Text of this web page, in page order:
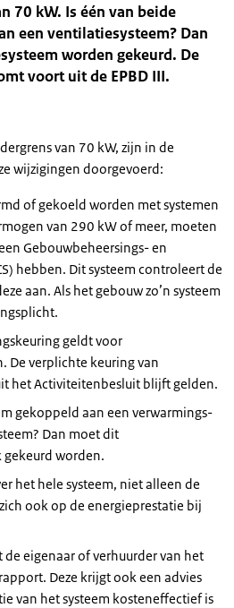
70 kW. Is één van beide
een ventilatiesysteem? Dan
worden gekeurd. De
voort uit de EPBD III.
van 70 kW, zijn in de
wijzigingen doorgevoerd:
of gekoeld worden met systemen
van 290 kW of meer, moeten
Gebouwbeheersings- en
hebben. Dit systeem controleert de
aan. Als het gebouw zo’n systeem
geldt voor
De verplichte keuring van
het Activiteitenbesluit blijft gelden.
gekoppeld aan een verwarmings-
Dan moet dit
worden.
het hele systeem, niet alleen de
ook op de energieprestatie bij
eigenaar of verhuurder van het
Deze krijgt ook een advies
van het systeem kosteneffectief is